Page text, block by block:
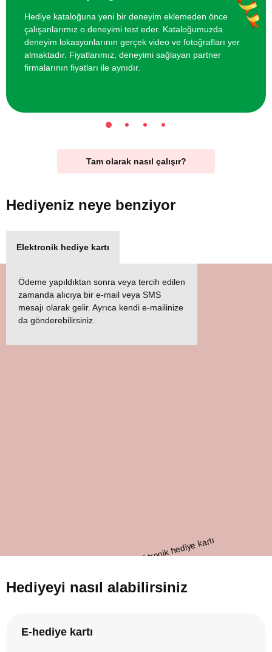
Hediye kataloğuna yeni bir deneyim eklemeden önce
çalışanlarımız o deneyimi test eder. Kataloğumuzda
deneyim lokasyonlarının gerçek video ve fotoğrafları yer
almaktadır. Fiyatlarımız, deneyimi sağlayan partner
firmalarının fiyatları ile aynıdır.
Tam olarak nasıl çalışır?
Hediyeniz neye benziyor
Elektronik hediye kartı
Ödeme yapıldıktan sonra veya tercih edilen
zamanda alıcıya bir e-mail veya SMS
mesajı olarak gelir. Ayrıca kendi e-mailinize
da gönderebilirsiniz.
Hediyeyi nasıl alabilirsiniz
E-hediye kartı